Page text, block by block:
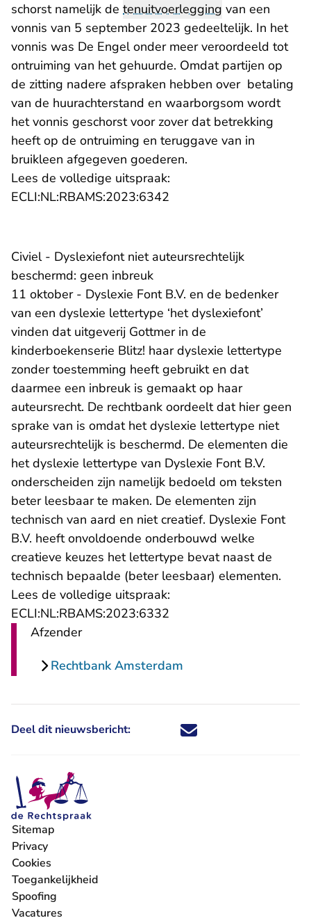
schorst namelijk de tenuitvoerlegging van een
vonnis van 5 september 2023 gedeeltelijk. In het
vonnis was De Engel onder meer veroordeeld tot
ontruiming van het gehuurde. Omdat partijen op
de zitting nadere afspraken hebben over betaling
van de huurachterstand en waarborgsom wordt
het vonnis geschorst voor zover dat betrekking
heeft op de ontruiming en teruggave van in
bruikleen afgegeven goederen.
Lees de volledige uitspraak:
ECLI:NL:RBAMS:2023:6342
Civiel - Dyslexiefont niet auteursrechtelijk
beschermd: geen inbreuk
11 oktober - Dyslexie Font B.V. en de bedenker
van een dyslexie lettertype ‘het dyslexiefont’
vinden dat uitgeverij Gottmer in de
kinderboekenserie Blitz! haar dyslexie lettertype
zonder toestemming heeft gebruikt en dat
daarmee een inbreuk is gemaakt op haar
auteursrecht. De rechtbank oordeelt dat hier geen
sprake van is omdat het dyslexie lettertype niet
auteursrechtelijk is beschermd. De elementen die
het dyslexie lettertype van Dyslexie Font B.V.
onderscheiden zijn namelijk bedoeld om teksten
beter leesbaar te maken. De elementen zijn
technisch van aard en niet creatief. Dyslexie Font
B.V. heeft onvoldoende onderbouwd welke
creatieve keuzes het lettertype bevat naast de
technisch bepaalde (beter leesbaar) elementen.
Lees de volledige uitspraak:
ECLI:NL:RBAMS:2023:6332
Afzender
Rechtbank Amsterdam
Deel dit nieuwsbericht: Deel dit nieuwsbericht via X -
Deel dit nieuwsbericht via
Deel dit nieuwsbericht
Deel dit
Sitemap
Privacy
Cookies
Toegankelijkheid
Spoofing
Vacatures